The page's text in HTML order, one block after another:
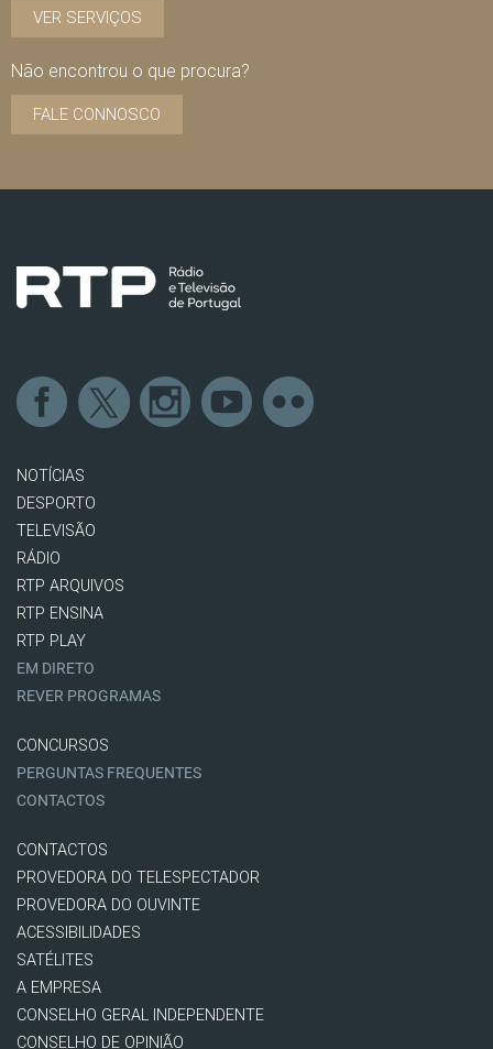
VER SERVIÇOS
Não encontrou o que procura?
FALE CONNOSCO
NOTÍCIAS
DESPORTO
TELEVISÃO
RÁDIO
RTP ARQUIVOS
RTP ENSINA
RTP PLAY
EM DIRETO
REVER PROGRAMAS
CONCURSOS
PERGUNTAS FREQUENTES
CONTACTOS
CONTACTOS
PROVEDORA DO TELESPECTADOR
PROVEDORA DO OUVINTE
ACESSIBILIDADES
SATÉLITES
A EMPRESA
CONSELHO GERAL INDEPENDENTE
CONSELHO DE OPINIÃO